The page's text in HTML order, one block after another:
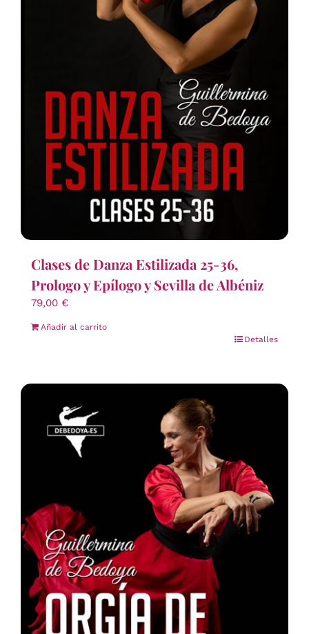
Clases de Danza Estilizada 25-36,
Prologo y Epílogo y Sevilla de Albéniz
79,00 €
Añadir al carrito
Detalles